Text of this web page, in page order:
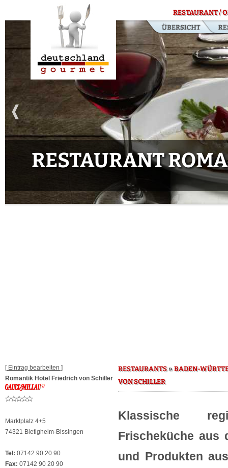
RESTAURANT /
RESTAURANT
[ Eintrag bearbeiten ]
Romantik Hotel Friedrich von Schiller
Marktplatz 4+5
74321 Bietigheim-Bissingen
Tel: 07142 90 20 90
Fax: 07142 90 20 90
RESTAURANTS»BADEN-
VON SCHILLER
Klassische
Frischeküche aus
und Produkten